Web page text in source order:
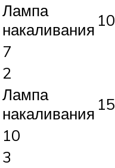
Лампа
накаливания 10
7
2
Лампа
накаливания 15
10
3